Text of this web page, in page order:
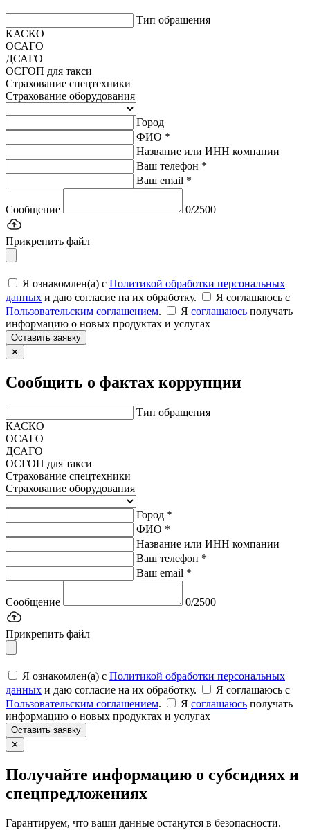
Тип обращения
КАСКО
ОСАГО
ДСАГО
ОСГОП для такси
Страхование спецтехники
Страхование оборудования
Город
ФИО *
Название или ИНН компании
Ваш телефон *
Ваш email *
Сообщение 0/2500
Прикрепить файл
Я ознакомлен(а) с Политикой обработки персональных
данных и даю согласие на их обработку.
Я соглашаюсь c
Пользовательским соглашением. Я соглашаюсь получать
информацию о новых продуктах и услугах
Оставить заявку
✕
Сообщить о фактах коррупции
Тип обращения
КАСКО
ОСАГО
ДСАГО
ОСГОП для такси
Страхование спецтехники
Страхование оборудования
Город *
ФИО *
Название или ИНН компании
Ваш телефон *
Ваш email *
Сообщение 0/2500
Прикрепить файл
Я ознакомлен(а) с Политикой обработки персональных
данных и даю согласие на их обработку.
Я соглашаюсь c
Пользовательским соглашением. Я соглашаюсь получать
информацию о новых продуктах и услугах
Оставить заявку
✕
Получайте информацию о субсидиях и
спецпредложениях
Гарантируем, что ваши данные останутся в безопасности.